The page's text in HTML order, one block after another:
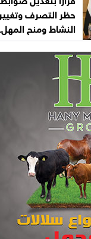
حظر التصرف وتغيير
النشاط ومنح